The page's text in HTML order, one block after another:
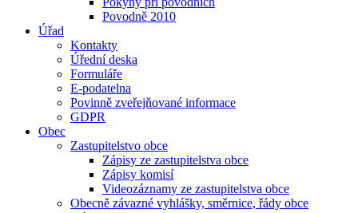
Povodně 2010
Úřad
Kontakty
Úřední deska
Formuláře
E-podatelna
Povinně zveřejňované informace
GDPR
Obec
Zastupitelstvo obce
Zápisy ze zastupitelstva obce
Zápisy komisí
Videozáznamy ze zastupitelstva obce
Obecně závazné vyhlášky, směrnice, řády obce